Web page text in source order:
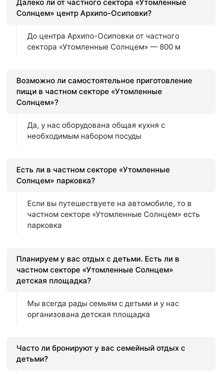
Далеко ли от частного сектора «Утомленные
Солнцем» центр Архипо-Осиповки?
До центра Архипо-Осиповки от частного
сектора «Утомленные Солнцем» — 800 м
Возможно ли самостоятельное приготовление
пищи в частном секторе «Утомленные
Солнцем»?
Да, у нас оборудована общая кухня с
необходимым набором посуды
Есть ли в частном секторе «Утомленные
Солнцем» парковка?
Если вы путешествуете на автомобиле, то в
частном секторе «Утомленные Солнцем» есть
парковка
Планируем у вас отдых с детьми. Есть ли в
частном секторе «Утомленные Солнцем»
детская площадка?
Мы всегда рады семьям с детьми и у нас
организована детская площадка
Часто ли бронируют у вас семейный отдых с
детьми?